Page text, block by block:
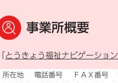
事業所概要
「とうきょう福祉ナビゲーション
所在地 電話番号 ＦＡＸ番号